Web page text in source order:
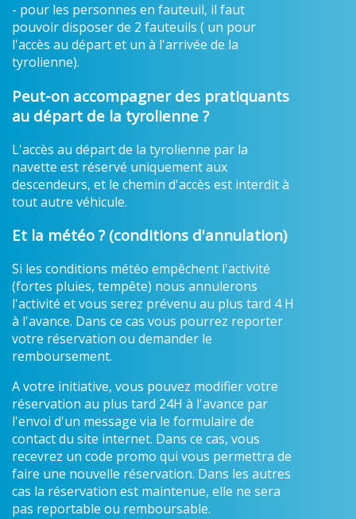
- pour les personnes en fauteuil, il faut
pouvoir disposer de 2 fauteuils ( un pour
l'accès au départ et un à l'arrivée de la
tyrolienne).
Peut-on accompagner des pratiquants
au départ de la tyrolienne ?
L'accès au départ de la tyrolienne par la
navette est réservé uniquement aux
descendeurs, et le chemin d'accès est interdit à
tout autre véhicule.
Et la météo ? (conditions d'annulation)
Si les conditions météo empêchent l'activité
(fortes pluies, tempête) nous annulerons
l'activité et vous serez prévenu au plus tard 4 H
à l'avance. Dans ce cas vous pourrez reporter
votre réservation ou demander le
remboursement.
A votre initiative, vous pouvez modifier votre
réservation au plus tard 24H à l'avance par
l'envoi d'un message via le formulaire de
contact du site internet. Dans ce cas, vous
recevrez un code promo qui vous permettra de
faire une nouvelle réservation. Dans les autres
cas la réservation est maintenue, elle ne sera
pas reportable ou remboursable.